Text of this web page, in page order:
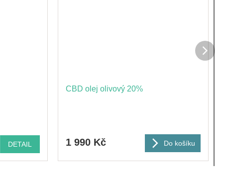
DETAIL
CBD olej olivový 20%
1 990 Kč Do košíku